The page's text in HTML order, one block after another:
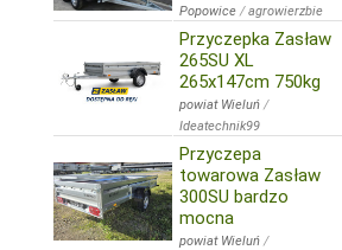
Popowice /agrowierzbie
Przyczepka Zasław
265SU XL
265x147cm 750kg
powiat Wieluń /
Ideatechnik99
Przyczepa
towarowa Zasław
300SU bardzo
mocna
powiat Wieluń /